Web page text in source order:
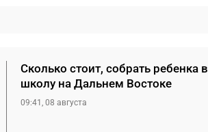
Сколько стоит, собрать ребенка в
школу на Дальнем Востоке
09:41, 08 августа